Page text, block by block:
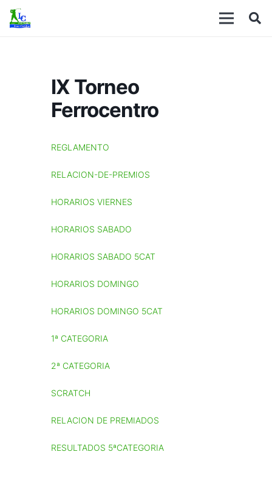
IX Torneo
Ferrocentro
REGLAMENTO
RELACION-DE-PREMIOS
HORARIOS VIERNES
HORARIOS SABADO
HORARIOS SABADO 5CAT
HORARIOS DOMINGO
HORARIOS DOMINGO 5CAT
1ª CATEGORIA
2ª CATEGORIA
SCRATCH
RELACION DE PREMIADOS
RESULTADOS 5ªCATEGORIA